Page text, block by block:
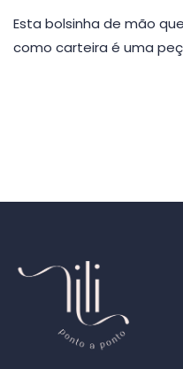
Esta bolsinha de mão
como carteira é uma